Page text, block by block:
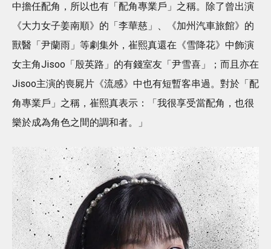
中擔任配角，所以也有「配角專業戶」之稱。除了曾出演
《大力女子姜南順》的「李華慈」、《加州汽車旅館》的
獸醫「尹蘭雨」等劇集外，崔熙真還在《雪降花》中飾演
女主角Jisoo「殷英路」的有錢室友「尹雪喜」；而且亦在
Jisoo主演的喪屍片《流感》中也有短暫客串過。對於「配
角專業戶」之稱，崔熙真表示：「我很享受當配角，也很
樂於成為角色之間的調和者。」